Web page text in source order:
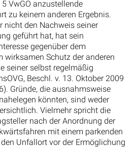
VwGO anzustellende
zu keinem anderen Ergebnis.
nicht den Nachweis seiner
geführt hat, hat sein
gegenüber dem
wirksamen Schutz der anderen
seiner selbst regelmäßig
Beschl. v. 13. Oktober 2009
Gründe, die ausnahmsweise
könnten, sind weder
Vielmehr spricht die
nach der Anordnung der
mit einem parkenden
Unfallort vor der Ermöglichung